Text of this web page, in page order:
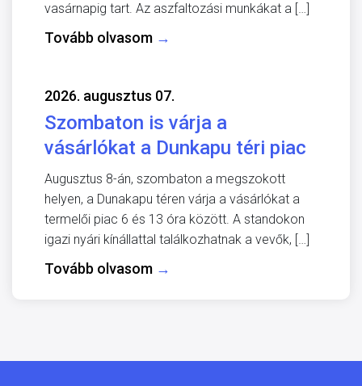
vasárnapig tart. Az aszfaltozási munkákat a […]
Tovább olvasom →
2026. augusztus 07.
Szombaton is várja a
vásárlókat a Dunkapu téri piac
Augusztus 8-án, szombaton a megszokott
helyen, a Dunakapu téren várja a vásárlókat a
termelői piac 6 és 13 óra között. A standokon
igazi nyári kínállattal találkozhatnak a vevők, […]
Tovább olvasom →